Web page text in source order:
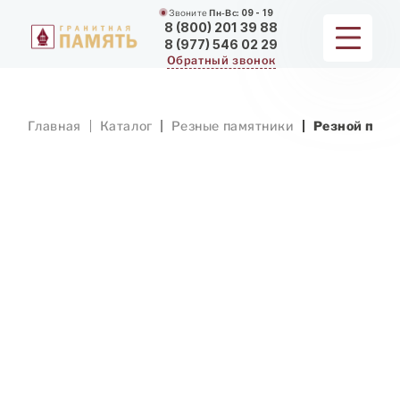
ЗвонитеПн-Вс: 09 - 19
8 (800) 201 39 88
8 (977) 546 02 29
Обратный звонок
Главная Каталог Резные памятники Резной